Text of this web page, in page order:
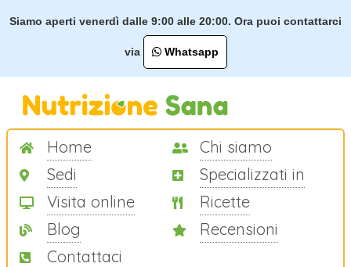
Siamo aperti venerdì dalle 9:00 alle 20:00. Ora puoi contattarci
via Whatsapp
Home
Chi siamo
Sedi
Specializzati in
Visita online
Ricette
Blog
Recensioni
Contattaci